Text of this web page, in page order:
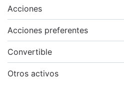
Acciones
Acciones preferentes
Convertible
Otros activos